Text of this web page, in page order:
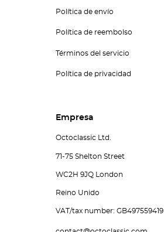
Política de envío
Política de reembolso
Términos del servicio
Política de privacidad
Empresa
Octoclassic Ltd.
71-75 Shelton Street
WC2H 9JQ London
Reino Unido
VAT/tax number: GB497559419